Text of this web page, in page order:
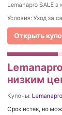
Lemanapro SALE в
Условия: Уход за
Открыть
низким
Купоны: Lemanapro
Срок истек, но